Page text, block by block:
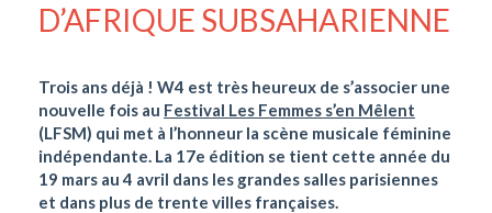
D’AFRIQUE SUBSAHARIENNE
Trois ans déjà ! W4 est très heureux de s’associer une
nouvelle fois au Festival Les Femmes s’en Mêlent
(LFSM) qui met à l’honneur la scène musicale féminine
indépendante. La 17e édition se tient cette année du
19 mars au 4 avril dans les grandes salles parisiennes
et dans plus de trente villes françaises.